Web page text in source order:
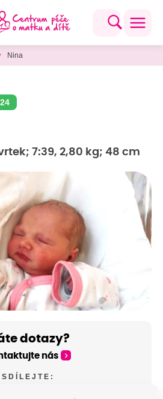
Nina
7:39, 2,80 kg; 48 cm
dotazy?
nás
SDÍLEJTE: